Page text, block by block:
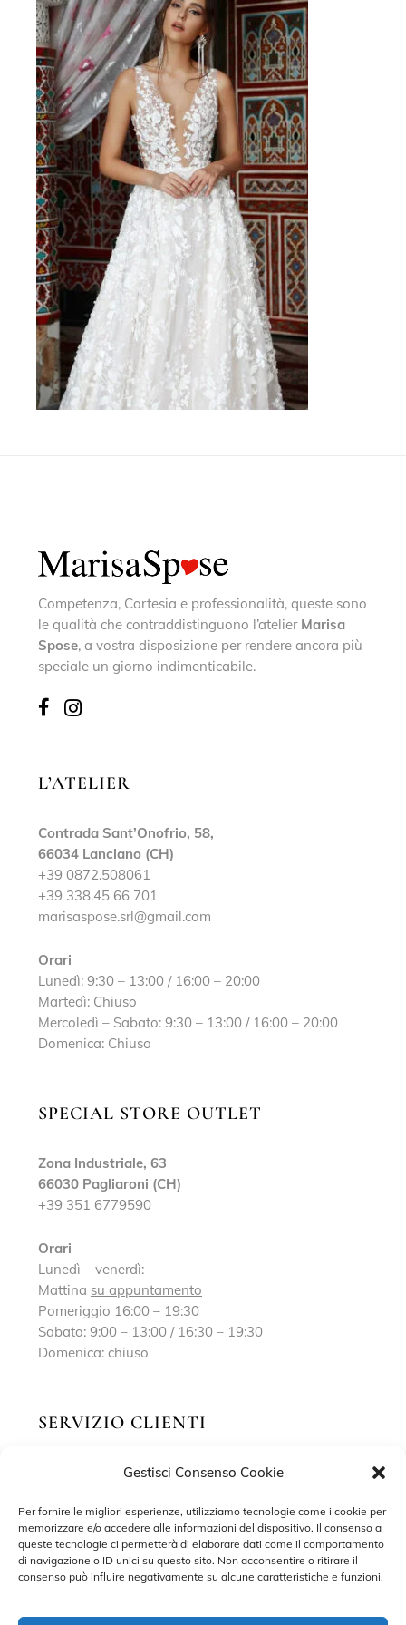
Gestisci Consenso Cookie
Per fornire le migliori esperienze, utilizziamo tecnologie come i cookie per
memorizzare e/o accedere alle informazioni del dispositivo. Il consenso a
queste tecnologie ci permetterà di elaborare dati come il comportamento
di navigazione o ID unici su questo sito. Non acconsentire o ritirare il
consenso può influire negativamente su alcune caratteristiche e funzioni.
Competenza, Cortesia e professionalità, queste sono
le qualità che contraddistinguono l’atelier Marisa
Spose, a vostra disposizione per rendere ancora più
speciale un giorno indimenticabile.
L’ATELIER
Contrada Sant’Onofrio, 58,
66034 Lanciano (CH)
+39 0872.508061
+39 338.45 66 701
marisaspose.srl@gmail.com
Orari
Lunedì: 9:30 – 13:00 / 16:00 – 20:00
Martedì: Chiuso
Mercoledì – Sabato: 9:30 – 13:00 / 16:00 – 20:00
Domenica: Chiuso
SPECIAL STORE OUTLET
Zona Industriale, 63
66030 Pagliaroni (CH)
+39 351 6779590
Orari
Lunedì – venerdì:
Mattina su appuntamento
Pomeriggio 16:00 – 19:30
Sabato: 9:00 – 13:00 / 16:30 – 19:30
Domenica: chiuso
SERVIZIO CLIENTI
Richiedi un appuntamento
Contatti
Privacy Policy
Cookie Policy